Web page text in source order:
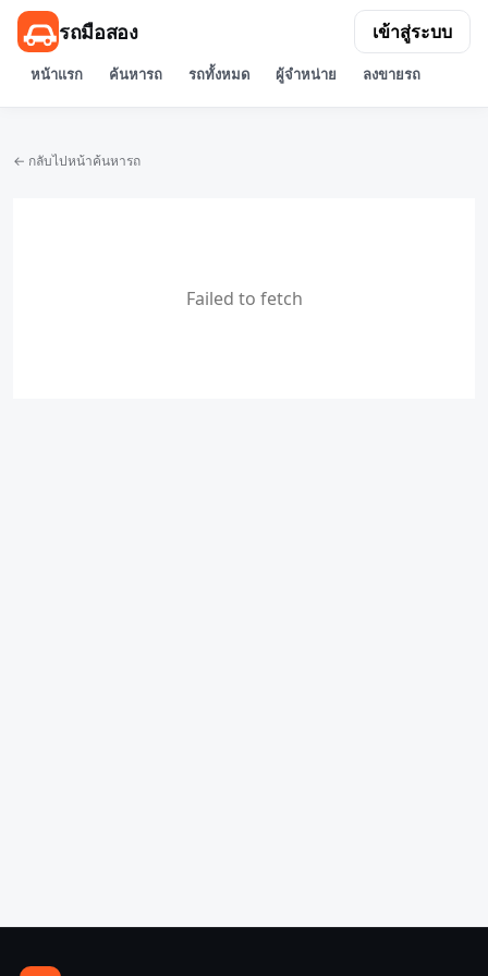
รถมือสอง
หน้าแรก ค้นหารถ รถทั้งหมด ผู้จำหน่าย ลงขายรถ
เข้าสู่ระบบ
← กลับไปหน้าค้นหารถ
Failed to fetch